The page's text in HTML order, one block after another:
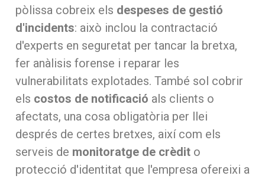
pòlissa cobreix els despeses de gestió
d'incidents: això inclou la contractació
d'experts en seguretat per tancar la bretxa,
fer anàlisis forense i reparar les
vulnerabilitats explotades. També sol cobrir
els costos de notificació als clients o
afectats, una cosa obligatòria per llei
després de certes bretxes, així com els
serveis de monitoratge de crèdit o
protecció d'identitat que l'empresa ofereixi a